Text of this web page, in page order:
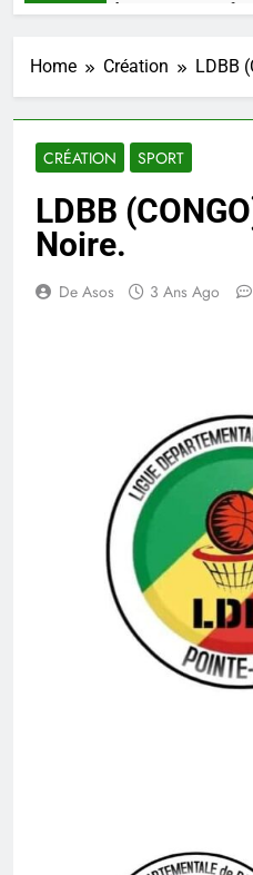
un talent, une pensée
Home Création LDBB
CRÉATION SPORT
LDBB
Noire.
De Asos 3 Ans Ago